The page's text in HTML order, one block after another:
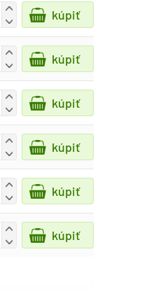
+
-
kúpiť
+
-
kúpiť
+
-
kúpiť
+
-
kúpiť
+
-
kúpiť
+
-
kúpiť